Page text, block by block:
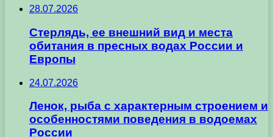
28.07.2026
Стерлядь, ее внешний вид и места
обитания в пресных водах России и
Европы
24.07.2026
Ленок, рыба с характерным строением и
особенностями поведения в водоемах
России